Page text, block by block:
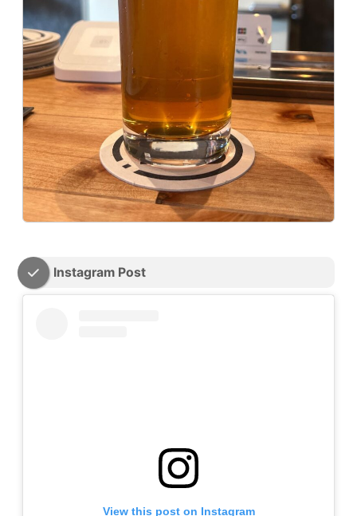
Instagram Post
View this post on Instagram